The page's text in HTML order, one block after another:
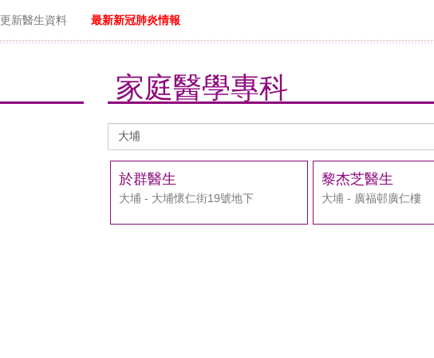
更新醫生資料 最新新冠肺炎情報
家庭醫學專科
生
於群醫生
大埔 - 大埔懷仁街19號地下
黎杰芝醫生
大埔 - 廣福邨廣仁樓